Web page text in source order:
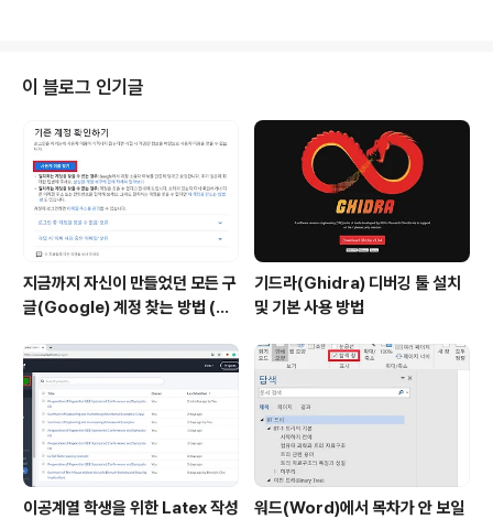
CustomerAdd.js의 handleFormSubmit() 함수를 수
정해주도록 합시다. 데이터를 전송한 이후에는 고객 추가
양식(Form)을 비운 뒤에 페이지를 새로고침(Refresh)하
여 등록된 고객 데이터를 확인하는 것입니다. 실제 배포 버
전에서는 전체 페이지를 새로고침 하는 방향으로 코딩을 ..
이 블로그 인기글
지금까지 자신이 만들었던 모든 구
글(Google) 계정 찾는 방법 (핸
기드라(Ghidra) 디버깅 툴 설치
및 기본 사용 방법
이공계열 학생을 위한 Latex 작성
워드(Word)에서 목차가 안 보일